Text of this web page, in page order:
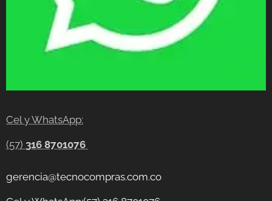
Cel y WhatsApp:
(57) 316 8701076
gerencia@tecnocompras.com.co